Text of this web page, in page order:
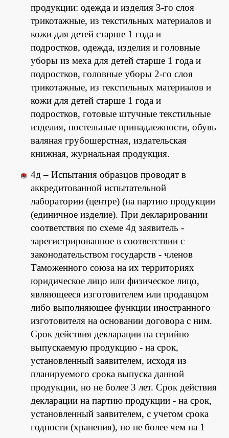
продукции: одежда и изделия 3-го слоя
трикотажные, из текстильных материалов и
кожи для детей старше 1 года и
подростков, одежда, изделия и головные
уборы из меха для детей старше 1 года и
подростков, головные уборы 2-го слоя
трикотажные, из текстильных материалов и
кожи для детей старше 1 года и
подростков, готовые штучные текстильные
изделия, постельные принадлежности, обувь
валяная грубошерстная, издательская
книжная, журнальная продукция.
4д – Испытания образцов проводят в
аккредитованной испытательной
лаборатории (центре) (на партию продукции
(единичное изделие). При декларировании
соответствия по схеме 4д заявитель -
зарегистрированное в соответствии с
законодательством государств - членов
Таможенного союза на их территориях
юридическое лицо или физическое лицо,
являющееся изготовителем или продавцом
либо выполняющее функции иностранного
изготовителя на основании договора с ним.
Срок действия декларации на серийно
выпускаемую продукцию - на срок,
установленный заявителем, исходя из
планируемого срока выпуска данной
продукции, но не более 3 лет. Срок действия
декларации на партию продукции - на срок,
установленный заявителем, с учетом срока
годности (хранения), но не более чем на 1